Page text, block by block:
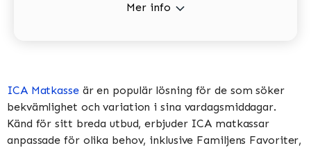
Mer info
ICA Matkasseär en populär lösning för de som söker
bekvämlighet och variation i sina vardagsmiddagar.
Känd för sitt breda utbud, erbjuder ICA matkassar
anpassade för olika behov, inklusive Familjens Favoriter,